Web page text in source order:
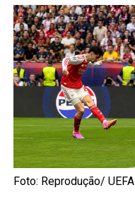
Foto: Reprodução/ UEFA